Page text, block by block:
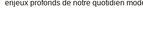
enjeux profonds de notre quotidien